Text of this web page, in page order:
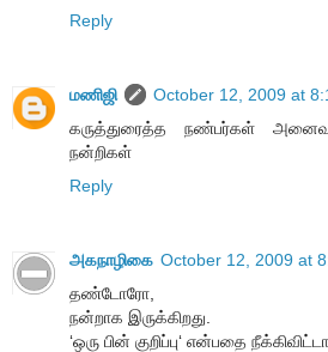
Reply
மணிஜி
October 12, 2009 at
கருத்துரைத்த நண்பர்கள்
நன்றிகள்
Reply
அகநாழிகை October 12, 2009 at
தண்டோரோ,
நன்றாக இருக்கிறது.
‘ஒரு பின் குறிப்பு‘ என்பதை